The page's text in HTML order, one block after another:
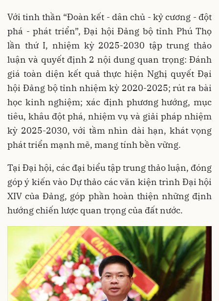
Với tinh thần “Đoàn kết - dân chủ - kỷ cương - đột
phá - phát triển”, Đại hội Đảng bộ tỉnh Phú Thọ
lần thứ I, nhiệm kỳ 2025-2030 tập trung thảo
luận và quyết định 2 nội dung quan trọng: Đánh
giá toàn diện kết quả thực hiện Nghị quyết Đại
hội Đảng bộ tỉnh nhiệm kỳ 2020-2025; rút ra bài
học kinh nghiệm; xác định phương hướng, mục
tiêu, khâu đột phá, nhiệm vụ và giải pháp nhiệm
kỳ 2025-2030, với tầm nhìn dài hạn, khát vọng
phát triển mạnh mẽ, mang tính bền vững.
Tại Đại hội, các đại biểu tập trung thảo luận, đóng
góp ý kiến vào Dự thảo các văn kiện trình Đại hội
XIV của Đảng, góp phần hoàn thiện những định
hướng chiến lược quan trọng của đất nước.